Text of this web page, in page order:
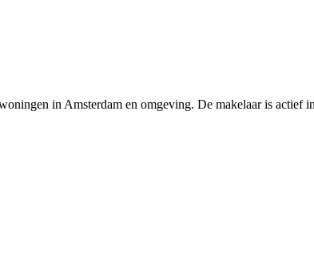
in Amsterdam en omgeving. De makelaar is actief